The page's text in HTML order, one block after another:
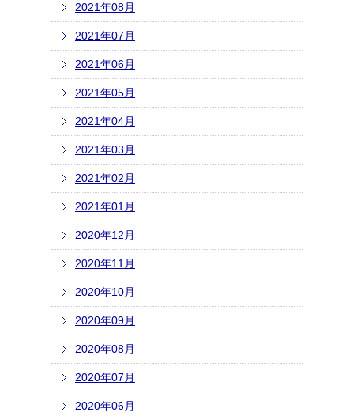
2021年08月
2021年07月
2021年06月
2021年05月
2021年04月
2021年03月
2021年02月
2021年01月
2020年12月
2020年11月
2020年10月
2020年09月
2020年08月
2020年07月
2020年06月